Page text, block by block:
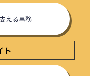
える事務
ト